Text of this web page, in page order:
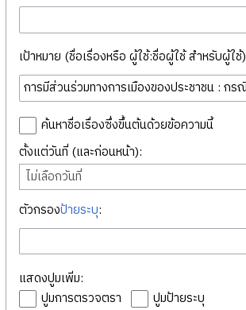
เป้าหมาย (ชื่อเรื่องหรือ ผู้ใช้:ชื่อผู้ใช้ สำหรับผู้ใช้):
ค้นหาชื่อเรื่องซึ่งขึ้นต้นด้วยข้อความนี้
ตั้งแต่วันที่ (และก่อนหน้า):
ไม่เลือกวันที่
ตัวกรองป้ายระบุ:
แสดงปูมเพิ่ม:
ปูมการตรวจตรา
ปูมป้ายระบุ